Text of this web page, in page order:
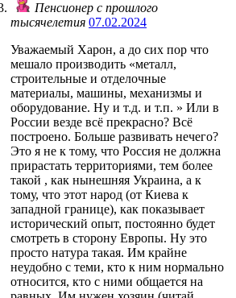
Пенсионер с прошлого
тысячелетия 07.02.2024
Уважаемый Харон, а до сих пор что
мешало производить «металл,
строительные и отделочные
материалы, машины, механизмы и
оборудование. Ну и т.д. и т.п. » Или в
России везде всё прекрасно? Всё
построено. Больше развивать нечего?
Это я не к тому, что Россия не должна
прирастать территориями, тем более
такой , как нынешняя Украина, а к
тому, что этот народ (от Киева к
западной границе), как показывает
исторический опыт, постоянно будет
смотреть в сторону Европы. Ну это
просто натура такая. Им крайне
неудобно с теми, кто к ним нормально
относится, кто с ними общается на